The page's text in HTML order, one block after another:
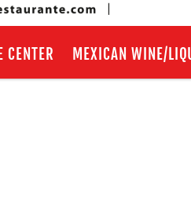
CENTER MEXICAN WINE/